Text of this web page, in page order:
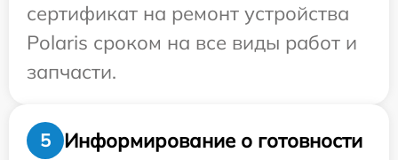
сертификат на ремонт устройства
Polaris сроком на все виды работ и
запчасти.
5
Информирование о готовности